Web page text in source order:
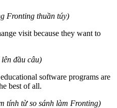
Fronting thuần túy)
visit because they want to
đầu câu)
software programs are
best of all.
tính từ so sánh làm Fronting)